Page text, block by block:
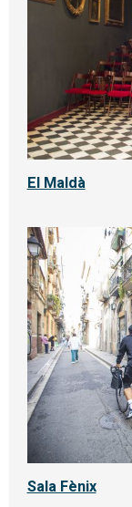
El Maldà
Sala Fènix